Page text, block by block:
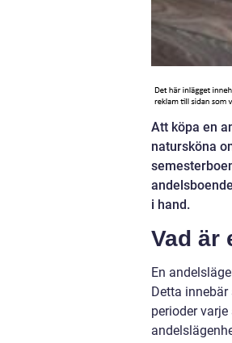
Att köpa en
natursköna
i hand.
Vad är
En
Detta
perioder